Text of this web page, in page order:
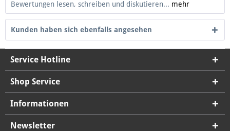
Bewertungen lesen, schreiben und diskutieren... mehr
Kunden haben sich ebenfalls angesehen
Service Hotline
Shop Service
Informationen
Newsletter